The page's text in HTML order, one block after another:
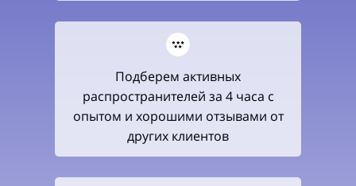
Подберем активных
распространителей за 4 часа с
опытом и хорошими отзывами от
других клиентов